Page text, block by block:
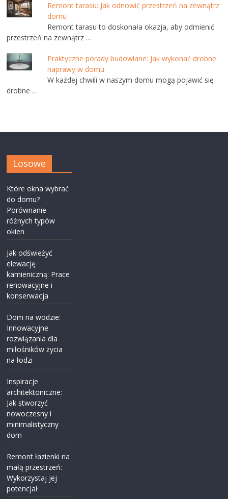
Remont tarasu: Jak odnowić przestrzeń na zewnątrz
domu
Remont tarasu to doskonała okazja, aby odmienić
przestrzeń na zewnątrz …
Praktyczne porady budowlane: Jak wykonać drobne
naprawy w domu
W każdej chwili w naszym domu mogą pojawić się
drobne …
Losowe
Które okna wybrać
do domu?
Porównanie
różnych typów
okien
Jak odświeżyć
elewację
kamieniczną: Prace
renowacyjne i
konserwacja
Dom na wodzie:
Innowacyjne
rozwiązania dla
miłośników życia
na łodzi
Inspiracje
architektoniczne:
Jak stworzyć
nowoczesny i
minimalistyczny
dom
Remont łazienki na
małą przestrzeń:
Wykorzystaj jej
potencjał